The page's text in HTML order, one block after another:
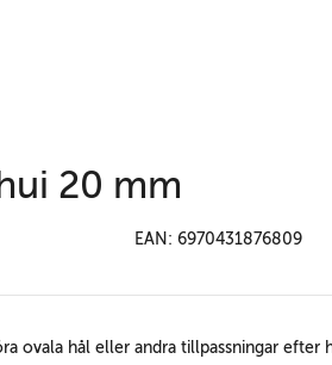
20 mm
EAN: 6970431876809
ovala hål eller andra tillpassningar efter